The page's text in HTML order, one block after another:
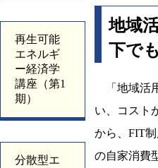
再生可能
エネルギ
ー経済学
講座（第1
期）
分散型エ
地域
下で
「地域活
い、コスト
から、FIT
の自家消費